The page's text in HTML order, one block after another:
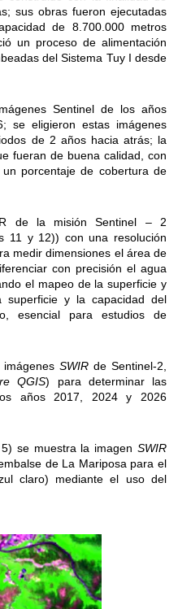
sus obras fueron ejecutadas
de 8.700.000 metros
un proceso de alimentación
del Sistema Tuy I desde
Sentinel de los años
se eligieron estas imágenes
de 2 años hacia atrás; la
fueran de buena calidad, con
porcentaje de cobertura de
de la misión Sentinel – 2
11 y 12)) con una resolución
medir dimensiones el área de
con precisión el agua
el mapeo de la superficie y
y la capacidad del
esencial para estudios de
SWIR de Sentinel-2,
QGIS) para determinar las
años 2017, 2024 y 2026
se muestra la imagen SWIR
de La Mariposa para el
claro) mediante el uso del